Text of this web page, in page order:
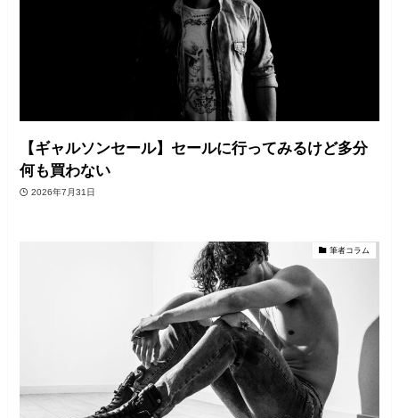
【ギャルソンセール】セールに行ってみるけど多分
何も買わない
2026年7月31日
筆者コラム